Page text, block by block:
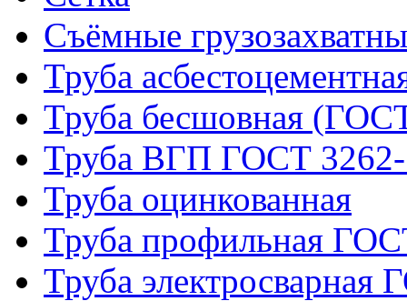
Съёмные
Труба
Труба бесшовная
Труба ВГП ГОСТ
Труба оцинкованная
Труба профильная
Труба